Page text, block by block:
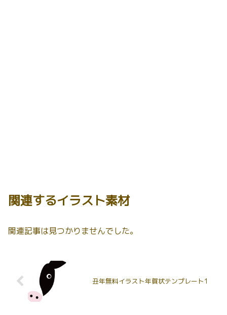
関連するイラスト素材
関連記事は見つかりませんでした。
丑年無料イラスト年賀状テンプレート1